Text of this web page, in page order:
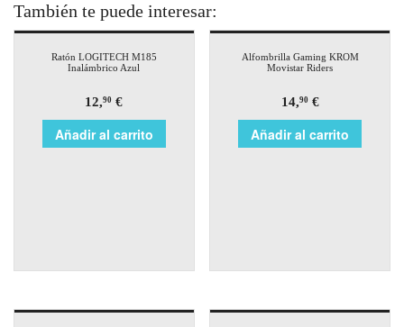
También te puede interesar:
Ratón LOGITECH M185
Inalámbrico Azul
12,90 €
Añadir al carrito
Alfombrilla Gaming KROM
Movistar Riders
14,90€
Añadir al carrito